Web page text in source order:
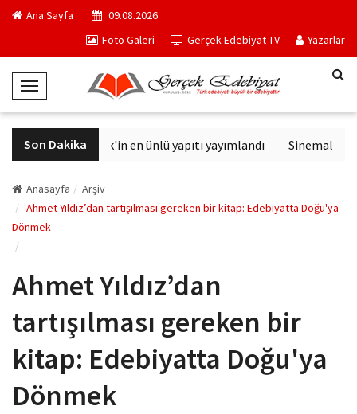
Ana Sayfa
09.08.2026
Foto Galeri
Gerçek Edebiyat TV Yazarlar
T
o
g
g
e
N
a
g
t
i
o
n
Son Dakika
Philip K. Dick'in en ünlü yapıtı yayımlandı Sinemalarda
Anasayfa
Arşiv
Ahmet Yıldız’dan tartışılması gereken bir kitap: Edebiyatta Doğu'ya
Dönmek
Ahmet Yıldız’dan
tartışılması gereken bir
kitap: Edebiyatta Doğu'ya
Dönmek